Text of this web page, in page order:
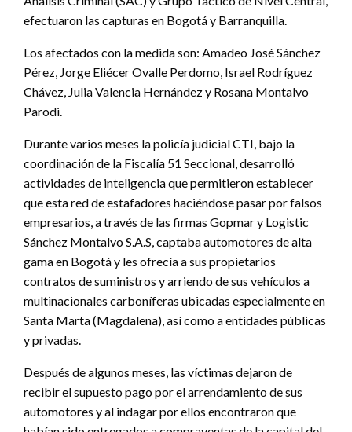
efectuaron las capturas en Bogotá y Barranquilla.
Los afectados con la medida son: Amadeo José Sánchez
Pérez, Jorge Eliécer Ovalle Perdomo, Israel Rodríguez
Chávez, Julia Valencia Hernández y Rosana Montalvo
Parodi.
Durante varios meses la policía judicial CTI, bajo la
coordinación de la Fiscalía 51 Seccional, desarrolló
actividades de inteligencia que permitieron establecer
que esta red de estafadores haciéndose pasar por falsos
empresarios, a través de las firmas Gopmar y Logistic
Sánchez Montalvo S.A.S, captaba automotores de alta
gama en Bogotá y les ofrecía a sus propietarios
contratos de suministros y arriendo de sus vehículos a
multinacionales carboníferas ubicadas especialmente en
Santa Marta (Magdalena), así como a entidades públicas
y privadas.
Después de algunos meses, las víctimas dejaron de
recibir el supuesto pago por el arrendamiento de sus
automotores y al indagar por ellos encontraron que